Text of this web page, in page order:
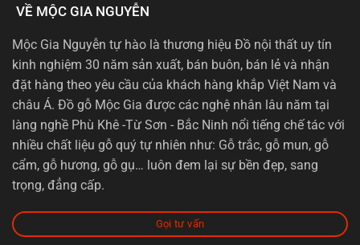
VỀ MỘC GIA NGUYỄN
Mộc Gia Nguyễn tự hào là thương hiệu Đồ nội thất uy tín
kinh nghiệm 30 năm sản xuất, bán buôn, bán lẻ và nhận
đặt hàng theo yêu cầu của khách hàng khắp Việt Nam và
châu Á. Đồ gỗ Mộc Gia được các nghệ nhân lâu năm tại
làng nghề Phù Khê -Từ Sơn - Bắc Ninh nổi tiếng chế tác với
nhiều chất liệu gỗ quý tự nhiên như: Gỗ trắc, gỗ mun, gỗ
cẩm, gỗ hương, gỗ gụ… luôn đem lại sự bền đẹp, sang
trọng, đẳng cấp.
Gọi tư vấn